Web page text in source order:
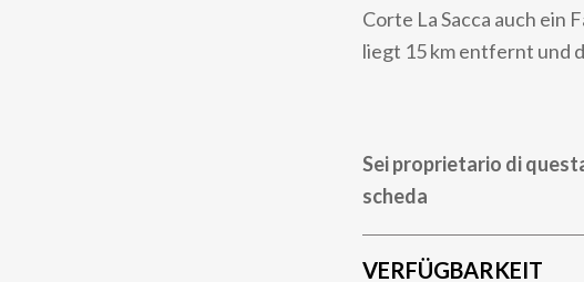
Corte La Sacca auch ein
liegt 15 km entfernt und
Sei proprietario di
scheda
VERFÜGBARKEIT